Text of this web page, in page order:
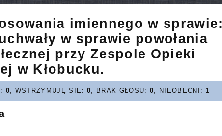
imiennego w sprawie:
w sprawie powołania
przy Zespole Opieki
w Kłobucku.
0 , WSTRZYMUJĘ SIĘ:0 , BRAK GŁOSU:0 , NIEOBECNI: 1